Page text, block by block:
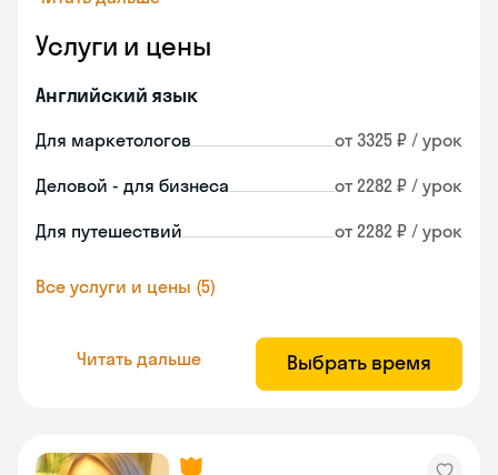
Услуги и цены
Английский язык
Для маркетологов от 3325 ₽ / урок
Деловой - для бизнеса от 2282 ₽ / урок
Для путешествий от 2282 ₽ / урок
Все услуги и цены (5)
Читать дальше Выбрать время